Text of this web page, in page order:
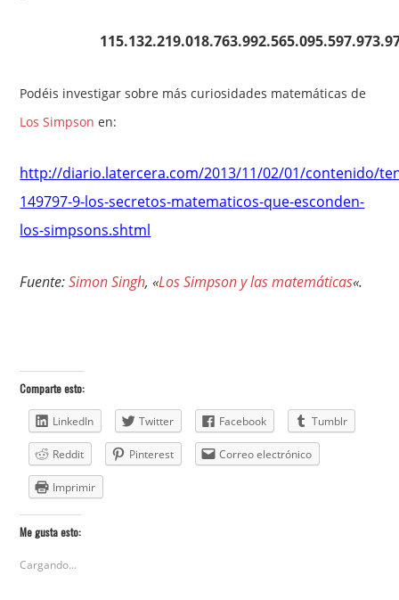
Podéis investigar sobre más curiosidades matemáticas de
Los Simpson en:
http://diario.latercera.com/2013/11/02/01/contenido/
149797-9-los-secretos-matematicos-que-esconden-
los-simpsons.shtml
Fuente:Simon Singh, «Los Simpson y las matemáticas«.
Comparte esto:
LinkedIn Twitter Facebook Tumblr
Reddit Pinterest Correo electrónico
Imprimir
Me gusta esto:
Cargando...